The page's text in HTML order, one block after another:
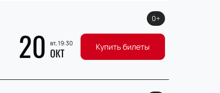
20 вт, 19:30
ОКТ
0+
Купить билеты